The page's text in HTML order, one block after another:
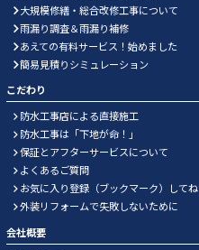
大規模修繕・総合改修工事について
雨漏り調査＆雨漏り補修
あえての有料サービス！始めました
簡易見積りシミュレーション
こだわり
防水工事店による直接施工
防水工事は「下地が命！」
保証とアフターサービスについて
よくあるご質問
お気に入り登録（ブックマーク）してね
外装リフォームで失敗しないために
会社概要